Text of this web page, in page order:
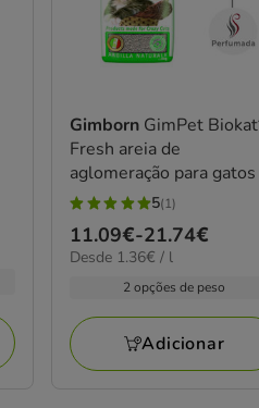
Gimborn GimPet
Fresh areia de
aglomeração para gatos
5
estrelas
com
avaliações
5(1)
Preço
de
11.09€
21.74€
11.09€-21.74€
1.36€
Desde 1.36€ / l
2 opções de peso
Adicionar